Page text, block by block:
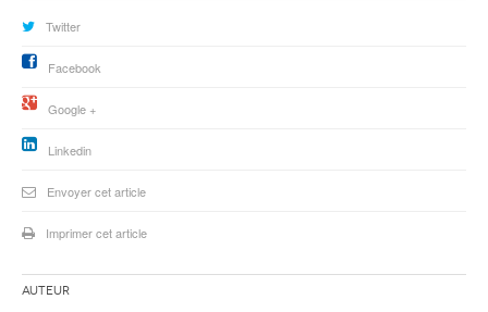
Twitter
Facebook
Google +
Linkedin
Envoyer cet article
Imprimer cet article
Auteur